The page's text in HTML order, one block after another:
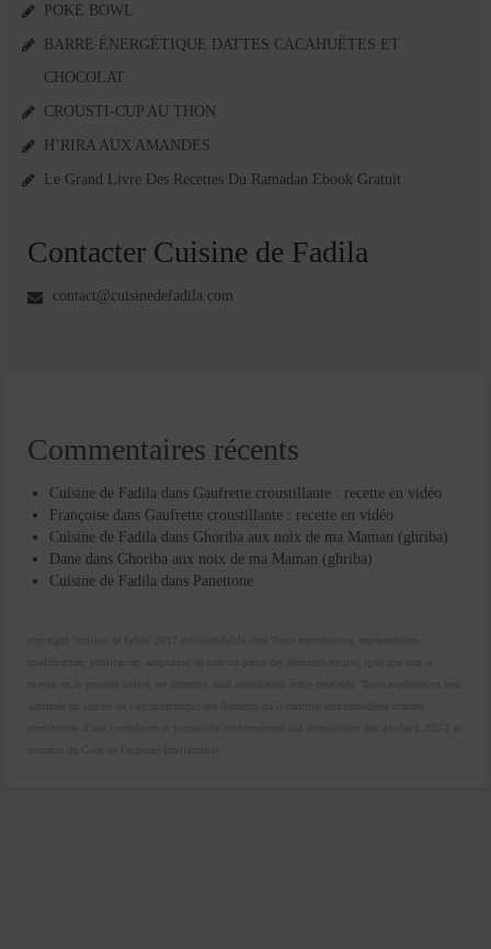
POKE BOWL
BARRE ÉNERGÉTIQUE DATTES CACAHUÈTES ET
CHOCOLAT
CROUSTI-CUP AU THON
H’RIRA AUX AMANDES
Le Grand Livre Des Recettes Du Ramadan Ebook Gratuit
Contacter Cuisine de Fadila
contact@cuisinedefadila.com
Commentaires récents
Cuisine de Fadila dans Gaufrette croustillante : recette en vidéo
Françoise dans Gaufrette croustillante : recette en vidéo
Cuisine de Fadila dans Ghoriba aux noix de ma Maman (ghriba)
Dane dans Ghoriba aux noix de ma Maman (ghriba)
Cuisine de Fadila dans Panettone